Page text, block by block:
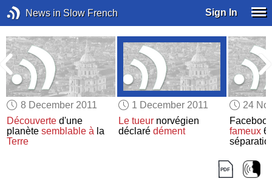
News in Slow French Sign In
8 December 2011
Découverte d'une
planètesemblable à la
Terre
1 December 2011
Le tueurnorvégien
déclaré dément
24
fameux6